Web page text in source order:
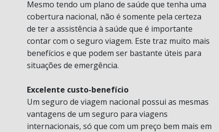
Mesmo tendo um plano de saúde que tenha uma
cobertura nacional, não é somente pela certeza
de ter a assistência à saúde que é importante
contar com o seguro viagem. Este traz muito mais
benefícios e que podem ser bastante úteis para
situações de emergência.
Excelente custo-benefício
Um seguro de viagem nacional possui as mesmas
vantagens de um seguro para viagens
internacionais, só que com um preço bem mais em